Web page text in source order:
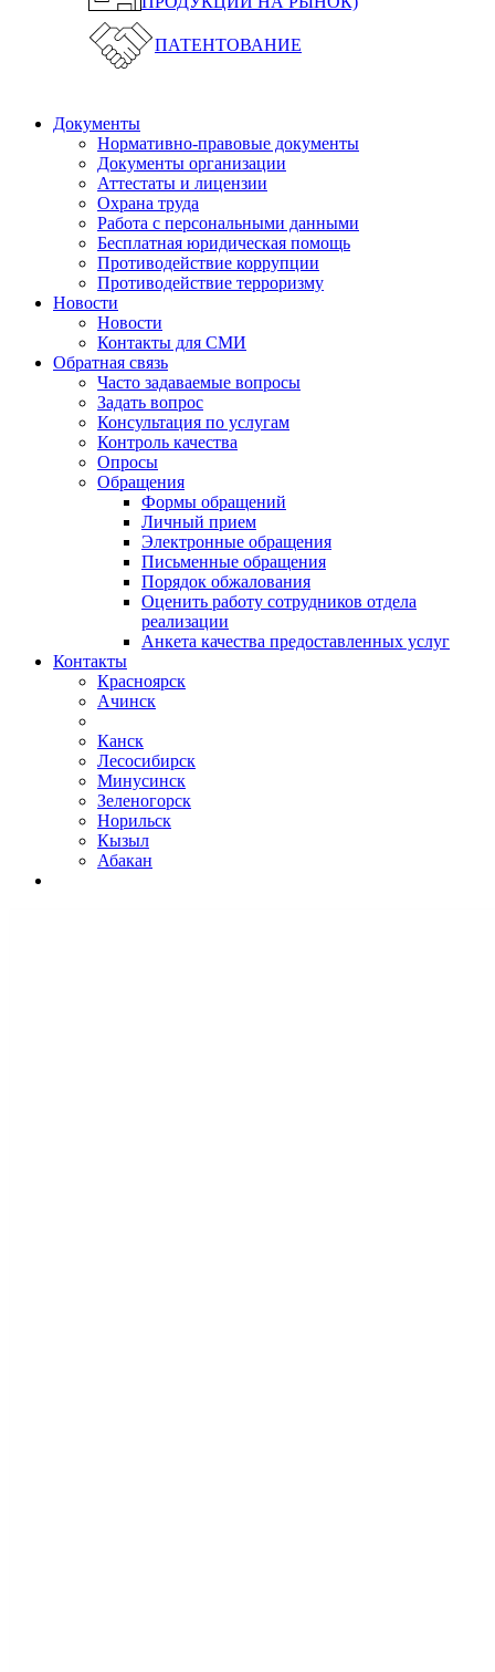
ПАТЕНТОВАНИЕ
Документы
Нормативно-правовые документы
Документы организации
Аттестаты и лицензии
Охрана труда
Работа с персональными данными
Бесплатная юридическая помощь
Противодействие коррупции
Противодействие терроризму
Новости
Новости
Контакты для СМИ
Обратная связь
Часто задаваемые вопросы
Задать вопрос
Консультация по услугам
Контроль качества
Опросы
Обращения
Формы обращений
Личный прием
Электронные обращения
Письменные обращения
Порядок обжалования
Оценить работу сотрудников отдела
реализации
Анкета качества предоставленных услуг
Контакты
Красноярск
Ачинск
Канск
Лесосибирск
Минусинск
Зеленогорск
Норильск
Кызыл
Абакан